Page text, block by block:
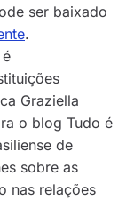
ser baixado
.
Graziella
o blog Tudo é
de
sobre as
nas relações